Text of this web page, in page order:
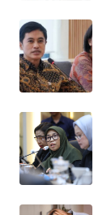
WAHANA
PERSONA
WAHANA
OTOMOTIF
WAHANA
HEALTH